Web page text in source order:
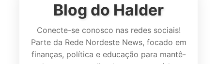
Blog do Halder
Conecte-se conosco nas redes sociais!
Parte da Rede Nordeste News, focado em
finanças, política e educação para mantê-